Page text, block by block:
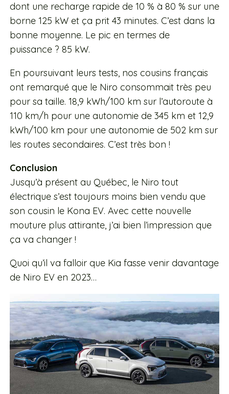
dont une recharge rapide de 10 % à 80 % sur une
borne 125 kW et ça prit 43 minutes. C’est dans la
bonne moyenne. Le pic en termes de
puissance ? 85 kW.
En poursuivant leurs tests, nos cousins français
ont remarqué que le Niro consommait très peu
pour sa taille. 18,9 kWh/100 km sur l’autoroute à
110 km/h pour une autonomie de 345 km et 12,9
kWh/100 km pour une autonomie de 502 km sur
les routes secondaires. C’est très bon !
Conclusion
Jusqu’à présent au Québec, le Niro tout
électrique s’est toujours moins bien vendu que
son cousin le Kona EV. Avec cette nouvelle
mouture plus attirante, j’ai bien l’impression que
ça va changer !
Quoi qu’il va falloir que Kia fasse venir davantage
de Niro EV en 2023…